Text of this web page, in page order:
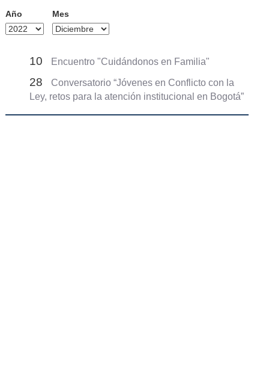
Año Mes
10 Encuentro "Cuidándonos en Familia"
28
Conversatorio “Jóvenes en Conflicto con la
Ley, retos para la atención institucional en Bogotá”